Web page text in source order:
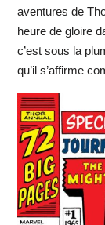
aventures de
heure de gloire
c’est sous la
qu’il s’affirme